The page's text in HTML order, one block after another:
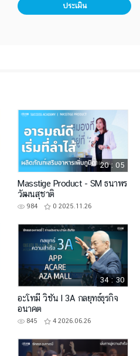
ประเมิน
Masstige Product - SM ธนาพร
วัฒนสุชาติ
984 0 2025.11.26
20 : 05
อะโทมี่ วิชั่น l 3A กลยุทธ์ธุรกิจ
อนาคต
845 4 2026.06.26
34 : 30